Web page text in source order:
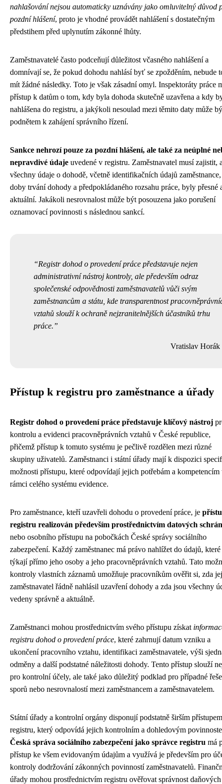
nahlašování nejsou automaticky uznávány jako omluvitelný důvod
pozdní hlášení, proto je vhodné provádět nahlášení s dostatečným
předstihem před uplynutím zákonné lhůty.
Zaměstnavatelé často podceňují důležitost včasného nahlášení a
domnívají se, že pokud dohodu nahlásí byť se zpožděním, nebude
mít žádné následky. Toto je však zásadní omyl. Inspektoráty práce
přístup k datům o tom, kdy byla dohoda skutečně uzavřena a kdy
nahlášena do registru, a jakýkoli nesoulad mezi těmito daty může
podnětem k zahájení správního řízení.
Sankce nehrozí pouze za pozdní hlášení, ale také za neúplné
nepravdivé údaje uvedené v registru. Zaměstnavatel musí zajistit,
všechny údaje o dohodě, včetně identifikačních údajů zaměstnance,
doby trvání dohody a předpokládaného rozsahu práce, byly přesné
aktuální. Jakákoli nesrovnalost může být posouzena jako porušení
oznamovací povinnosti s následnou sankcí.
Registr dohod o provedení práce představuje nejen
administrativní nástroj kontroly, ale především odraz
společenské odpovědnosti zaměstnavatelů vůči svým
zaměstnancům a státu, kde transparentnost
vztahů slouží k ochraně nejzranitelnějších účastníků trhu
práce.
Vratislav Horák
Přístup k registru pro zaměstnance a úřady
Registr dohod o provedení práce představuje klíčový nástroj
kontrolu a evidenci pracovněprávních vztahů v České republice,
přičemž přístup k tomuto systému je pečlivě rozdělen mezi různé
skupiny uživatelů. Zaměstnanci i státní úřady mají k dispozici
možnosti přístupu, které odpovídají jejich potřebám a kompetencím
rámci celého systému evidence.
Pro zaměstnance, kteří uzavřeli dohodu o provedení práce, je
registru realizován především prostřednictvím datových
nebo osobního přístupu na pobočkách České správy sociálního
zabezpečení. Každý zaměstnanec má právo nahlížet do údajů, které
týkají přímo jeho osoby a jeho pracovněprávních vztahů. Tato
kontroly vlastních záznamů umožňuje pracovníkům ověřit si, zda
zaměstnavatel řádně nahlásil uzavření dohody a zda jsou všechny
vedeny správně a aktuálně.
Zaměstnanci mohou prostřednictvím svého přístupu získat
registru dohod o provedení práce, které zahrnují datum vzniku a
ukončení pracovního vztahu, identifikaci zaměstnavatele, výši
odměny a další podstatné náležitosti dohody. Tento přístup slouží
pro kontrolní účely, ale také jako důležitý podklad pro případné
sporů nebo nesrovnalostí mezi zaměstnancem a zaměstnavatelem.
Státní úřady a kontrolní orgány disponují podstatně širším
registru, který odpovídá jejich kontrolním a dohledovým
Česká správa sociálního zabezpečení jako správce registru má
přístup ke všem evidovaným údajům a využívá je především pro
kontroly dodržování zákonných povinností zaměstnavatelů.
úřady mohou prostřednictvím registru ověřovat správnost daňových